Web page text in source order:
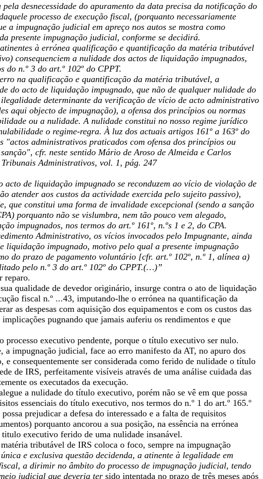
desnecessidade do apuramento da data precisa da notificação do
processo de execução fiscal, (porquanto necessariamente
a impugnação judicial em apreço nos autos se mostra como
presente impugnação judicial, conforme se decidirá.
à errónea qualificação e quantificação da matéria tributável
consequenciem a nulidade dos actos de liquidação impugnados,
do n.º 3 do art.º 102º do CPPT.
na qualificação e quantificação da matéria tributável, a
do acto de liquidação impugnado, que não de qualquer nulidade do
determinante da verificação de vício de acto administrativo
aqui objecto de impugnação), a ofensa dos princípios ou normas
ou a nulidade. A nulidade constitui no nosso regime jurídico
o regime-regra. À luz dos actuais artigos 161º a 163º do
"actos administrativos praticados com ofensa dos princípios ou
cfr. neste sentido Mário de Aroso de Almeida e Carlos
Administrativos, vol. 1, pág. 247
de liquidação impugnado se reconduzem ao vício de violação de
atender aos custos da actividade exercida pelo sujeito passivo),
que constitui uma forma de invalidade excepcional (sendo a sanção
porquanto não se vislumbra, nem tão pouco vem alegado,
impugnados, nos termos do art.º 161º, n.ºs 1 e 2, do CPA.
Administrativo, os vícios invocados pelo Impugnante, ainda
liquidação impugnado, motivo pelo qual a presente impugnação
do prazo de pagamento voluntário [cfr. art.º 102º, n.º 1, alínea a)
pelo n.º 3 do art.º 102º do CPPT.(…)”
reparo.
qualidade de devedor originário, insurge contra o ato de liquidação
fiscal n.º ...43, imputando-lhe o errónea na quantificação da
as despesas com aquisição dos equipamentos e com os custos das
pugnando que jamais auferiu os rendimentos e que
processo executivo pendente, porque o título executivo ser nulo.
impugnação judicial, face ao erro manifesto da AT, no apuro dos
consequentemente ser considerada como ferido de nulidade o título
de IRS, perfeitamente visíveis através de uma análise cuidada das
os executados da execução.
a nulidade do título executivo, porém não se vê em que possa
essenciais do título executivo, nos termos do n.º 1 do art.º 165.º
prejudicar a defesa do interessado e a falta de requisitos
porquanto ancorou a sua posição, na essência na errónea
executivo ferido de uma nulidade insanável.
tributável de IRS coloca o foco, sempre na impugnação
única e exclusiva questão decidenda, a atinente à legalidade em
a dirimir no âmbito do processo de impugnação judicial, tendo
judicial que deveria ter sido intentada no prazo de três meses após